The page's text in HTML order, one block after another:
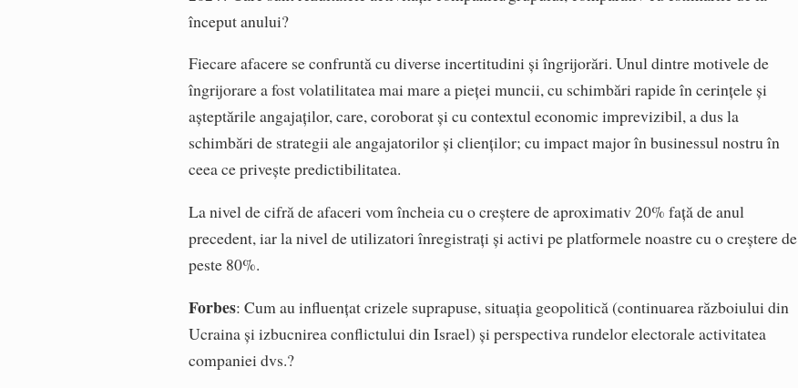
început anului?
Fiecare afacere se confruntă cu diverse incertitudini și îngrijorări. Unul dintre motivele de
îngrijorare a fost volatilitatea mai mare a pieței muncii, cu schimbări rapide în cerințele și
așteptările angajaților, care, coroborat și cu contextul economic imprevizibil, a dus la
schimbări de strategii ale angajatorilor și clienților; cu impact major în businessul nostru în
ceea ce privește predictibilitatea.
La nivel de cifră de afaceri vom încheia cu o creștere de aproximativ 20% față de anul
precedent, iar la nivel de utilizatori înregistrați și activi pe platformele noastre cu o creștere de
peste 80%.
Forbes: Cum au influențat crizele suprapuse, situația geopolitică (continuarea războiului din
Ucraina și izbucnirea conflictului din Israel) și perspectiva rundelor electorale activitatea
companiei dvs.?